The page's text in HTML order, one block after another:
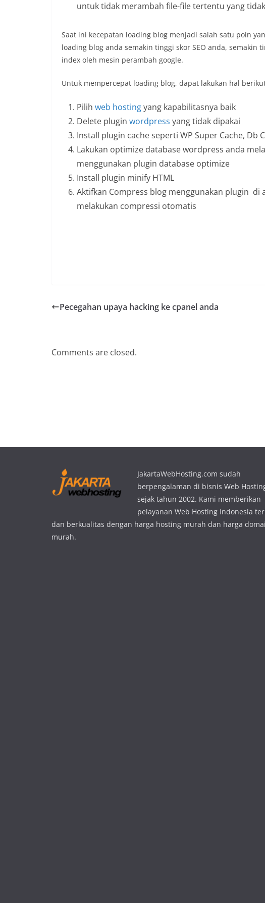
untuk tidak merambah file-file tertentu yang
Saat ini kecepatan loading blog menjadi salah satu poin
loading blog anda semakin tinggi skor SEO anda, semakin
index oleh mesin perambah google.
Untuk mempercepat loading blog, dapat lakukan hal
Pilih web hostingyang kapabilitasnya baik
Delete plugin wordpress yang tidak dipakai
Install plugin cache seperti WP Super Cache, Db
Lakukan optimize database wordpress anda
menggunakan plugin database optimize
Install plugin minify HTML
Aktifkan Compress blog menggunakan plugin di
melakukan compressi otomatis
Pecegahan upaya hacking ke cpanel anda
Comments are closed.
JakartaWebHosting.com sudah
berpengalaman di bisnis Web
sejak tahun 2002. Kami memberikan
pelayanan Web Hosting Indonesia
dan berkualitas dengan harga hosting murah dan harga
murah.